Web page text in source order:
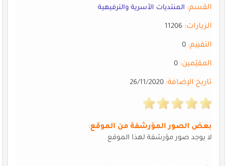
القسم: المنتديات الأسرية والترفيهية
الزيارات:11206
التقييم:0
المقيّمين:0
تاريخ الإضافة:26/11/2020
بعض الصور المؤرشفة من الموقع:
لا يوجد صور مؤرشفة لهذا الموقع